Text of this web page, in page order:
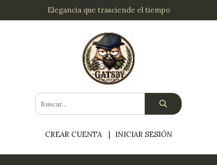
Elegancia que trasciende el tiempo
CREAR CUENTA INICIAR SESIÓN